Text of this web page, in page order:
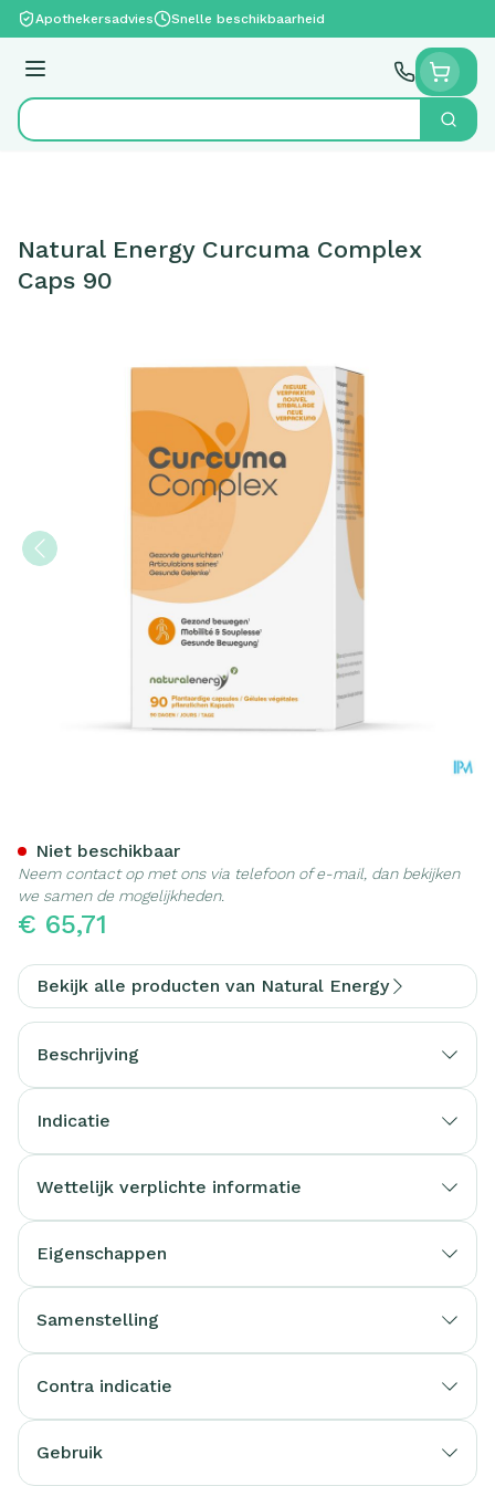
Ga naar de inhoud
Apothekersadvies Snelle beschikbaarheid
Menu
Product, merk, categorie... Zoek
Natural Energy Curcuma Complex
Caps 90
€ 65,71
Niet beschikbaar
Neem contact op met ons via telefoon of e-mail, dan bekijken
we samen de mogelijkheden.
Bekijk alle producten van Natural Energy
Beschrijving
Indicatie
Wettelijk verplichte informatie
Eigenschappen
Samenstelling
Contra indicatie
Gebruik